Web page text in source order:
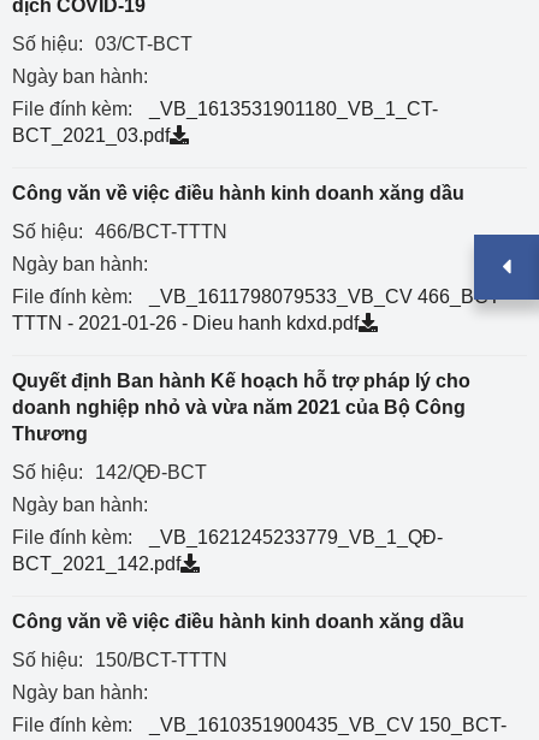
dịch COVID-19
Số hiệu:
03/CT-BCT
Ngày ban hành:
File đính kèm:
_VB_1613531901180_VB_1_CT-
BCT_2021_03.pdf
Công văn về việc điều hành kinh doanh xăng dầu
Số hiệu:
466/BCT-TTTN
Ngày ban hành:
File đính kèm:
_VB_1611798079533_VB_CV 466_BCT-
TTTN - 2021-01-26 - Dieu hanh kdxd.pdf
Quyết định Ban hành Kế hoạch hỗ trợ pháp lý cho
doanh nghiệp nhỏ và vừa năm 2021 của Bộ Công
Thương
Số hiệu:
142/QĐ-BCT
Ngày ban hành:
File đính kèm:
_VB_1621245233779_VB_1_QĐ-
BCT_2021_142.pdf
Công văn về việc điều hành kinh doanh xăng dầu
Số hiệu:
150/BCT-TTTN
Ngày ban hành:
File đính kèm:
_VB_1610351900435_VB_CV 150_BCT-